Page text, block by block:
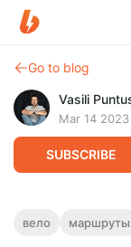
Go to blog
Vasili
Mar 14
SUBSCRIBE
Маршрут в
вело маршруты